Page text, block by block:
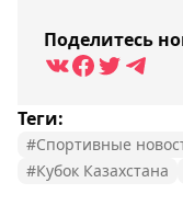
Поделитесь
Теги:
#Спортивные
#Кубок Казахстана